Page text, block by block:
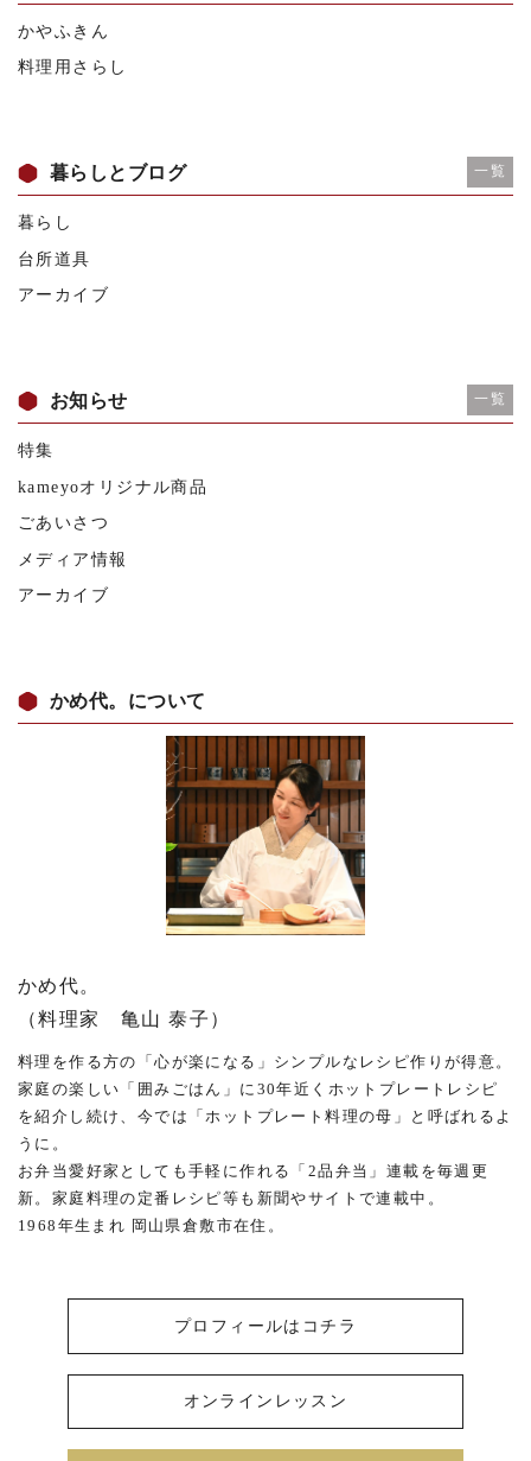
かやふきん
料理用さらし
暮らしとブログ 一覧
暮らし
台所道具
アーカイブ
お知らせ 一覧
特集
kameyoオリジナル商品
ごあいさつ
メディア情報
アーカイブ
かめ代。について
かめ代。
（料理家 亀山 泰子）
料理を作る方の「心が楽になる」シンプルなレシピ作りが得意。
家庭の楽しい「囲みごはん」に30年近くホットプレートレシピ
を紹介し続け、今では「ホットプレート料理の母」と呼ばれるよ
うに。
お弁当愛好家としても手軽に作れる「2品弁当」連載を毎週更
新。家庭料理の定番レシピ等も新聞やサイトで連載中。
1968年生まれ 岡山県倉敷市在住。
プロフィールはコチラ
オンラインレッスン